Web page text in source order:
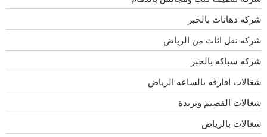
شركة دهانات بالخبر
شركة نقل اثاث من الرياض
شركه سباكه بالخبر
شغالات افارقه بالساعه الرياض
شغالات القصيم وبريدة
شغالات بالرياض